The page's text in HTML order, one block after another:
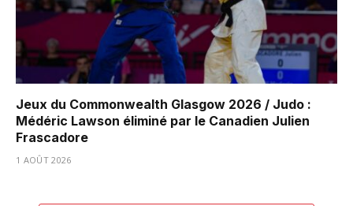
Jeux du Commonwealth Glasgow 2026 / Judo :
Médéric Lawson éliminé par le Canadien Julien
Frascadore
1 AOÛT 2026